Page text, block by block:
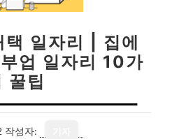
일자리 | 집에
업 일자리 10가
꿀팁
작성자: